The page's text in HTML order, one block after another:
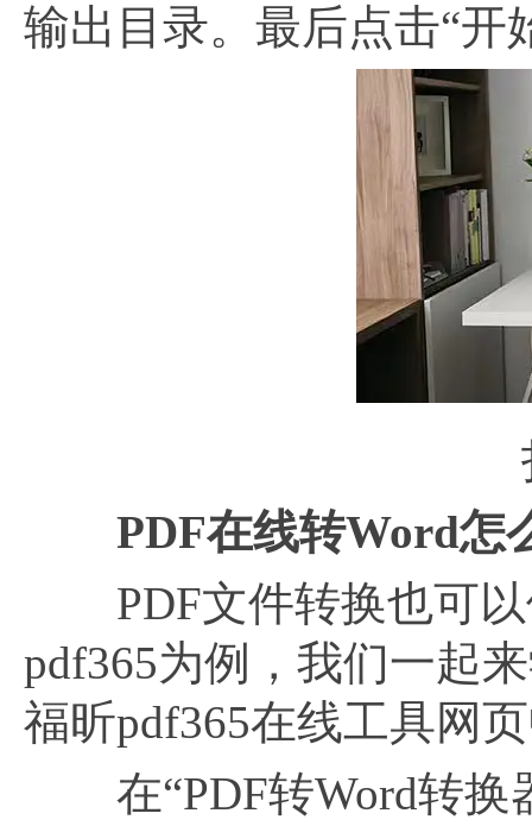
输出目录。最后点击“开
PDF在线转Word怎
PDF文件转换也可以
pdf365为例，我们一起
福昕pdf365在线工具网
在“PDF转Word转换